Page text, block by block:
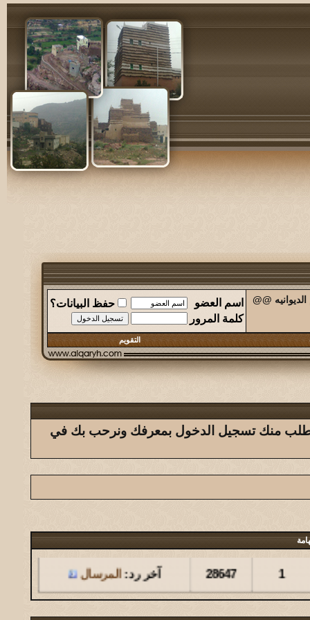
@@ اسم العضو
حفظ البيانات؟
كلمة المرور
التقويم
يتطلب منك تسجيل الدخول بمعرفك ونرحب بك في
مشاركات
1
28647 آخر رد:المرسال
مشاركات المشاهدات آخر مشاركة